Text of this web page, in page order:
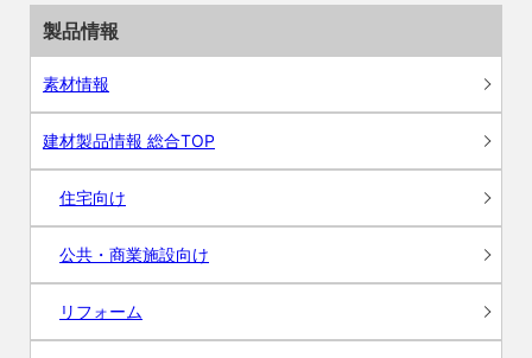
製品情報
素材情報
建材製品情報 総合TOP
住宅向け
公共・商業施設向け
リフォーム